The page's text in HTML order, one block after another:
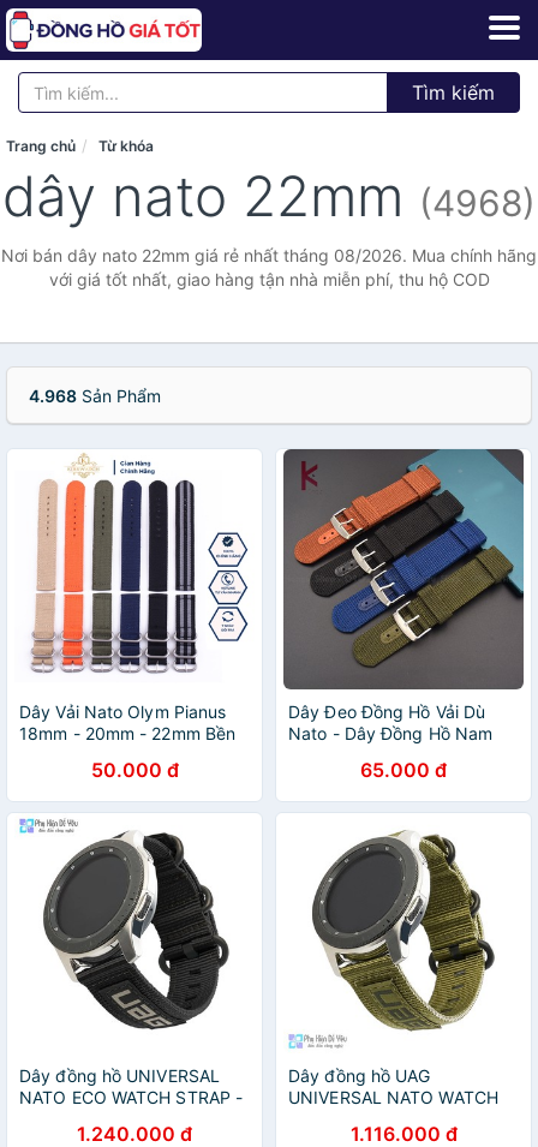
Tìm kiếm
Trang chủ Từ khóa
dây nato 22mm (4968)
Nơi bán dây nato 22mm giá rẻ nhất tháng 08/2026. Mua chính hãng
với giá tốt nhất, giao hàng tận nhà miễn phí, thu hộ COD
4.968 Sản Phẩm
Dây Vải Nato Olym Pianus
18mm - 20mm - 22mm Bền
50.000 đ
Dây Đeo Đồng Hồ Vải Dù
Nato - Dây Đồng Hồ Nam
65.000 đ
Dây đồng hồ UNIVERSAL
NATO ECO WATCH STRAP -
1.240.000 đ
Dây đồng hồ UAG
UNIVERSAL NATO WATCH
1.116.000 đ